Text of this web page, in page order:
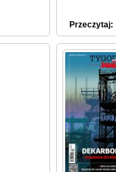
Przeczytaj: